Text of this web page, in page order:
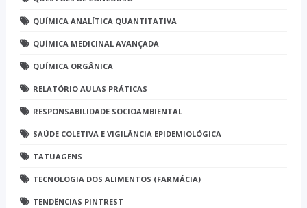
QUÍMICA ANALÍTICA QUANTITATIVA
QUÍMICA MEDICINAL AVANÇADA
QUÍMICA ORGÂNICA
RELATÓRIO AULAS PRÁTICAS
RESPONSABILIDADE SOCIOAMBIENTAL
SAÚDE COLETIVA E VIGILÂNCIA EPIDEMIOLÓGICA
TATUAGENS
TECNOLOGIA DOS ALIMENTOS (FARMÁCIA)
TENDÊNCIAS PINTREST